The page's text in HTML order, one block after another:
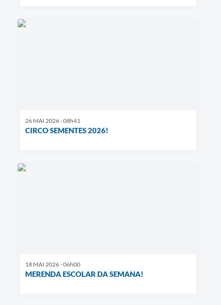
26 MAI 2026 - 08h41
CIRCO SEMENTES 2026!
18 MAI 2026 - 06h00
MERENDA ESCOLAR DA SEMANA!